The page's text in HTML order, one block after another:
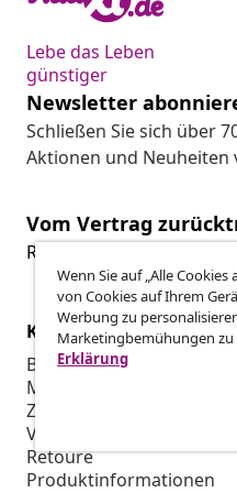
Lebe das Leben
günstiger
Newsletter
Schließen Sie sich über
Aktionen und Neuheiten
Vom Vertrag
Reiche einen
Kundenservice
Bestellung verfolgen
Mein Konto
Zahlung
Versand & Lieferung
Retoure
Produktinformationen
Wenn Sie auf „Alle
von Cookies auf Ihrem
Werbung zu
Marketingbemühungen
Erklärung